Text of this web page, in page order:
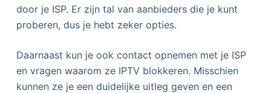
door je ISP. Er zijn tal van aanbieders die je kunt
proberen, dus je hebt zeker opties.
Daarnaast kun je ook contact opnemen met je ISP
en vragen waarom ze IPTV blokkeren. Misschien
kunnen ze je een duidelijke uitleg geven en een